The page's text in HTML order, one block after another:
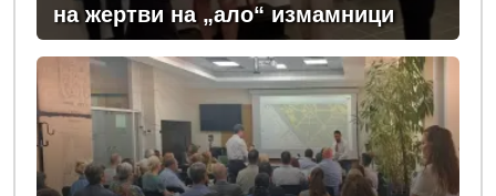
на жертви на „ало“ измамници